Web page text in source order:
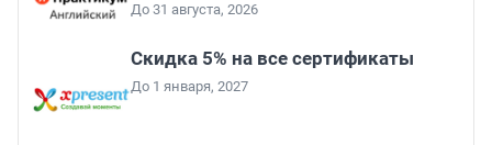
До 31 августа, 2026
Скидка 5% на все сертификаты
До 1 января, 2027